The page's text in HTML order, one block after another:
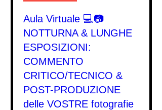
Aula Virtuale 💻📷
NOTTURNA & LUNGHE
ESPOSIZIONI:
COMMENTO
CRITICO/TECNICO &
POST-PRODUZIONE
delle VOSTRE fotografie